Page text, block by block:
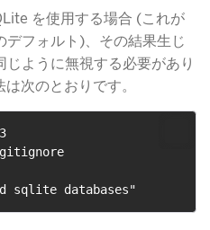
を使用する場合 (これが
フォルト)、その結果生じ
ように無視する必要があり
次のとおりです。
sqlite databases"